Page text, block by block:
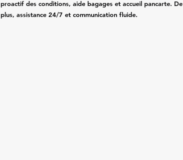
proactif des conditions, aide bagages et accueil pancarte. De
plus, assistance 24/7 et communication fluide.